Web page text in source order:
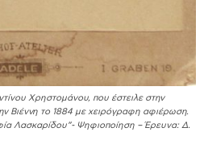
Χρηστομάνου, που έστειλε στην
Βιέννη το 1884 με χειρόγραφη αφιέρωση.
Λασκαρίδου”- Ψηφιοποίηση – Έρευνα: Δ.